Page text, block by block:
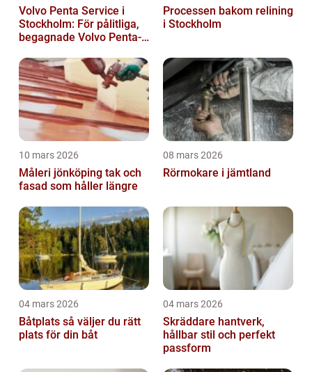
Volvo Penta Service i
Stockholm: För pålitliga,
begagnade Volvo Penta-
Processen bakom relining
i Stockholm
10 mars 2026
Måleri jönköping tak och
fasad som håller längre
08 mars 2026
Rörmokare i jämtland
04 mars 2026
Båtplats så väljer du rätt
plats för din båt
04 mars 2026
Skräddare hantverk,
hållbar stil och perfekt
passform